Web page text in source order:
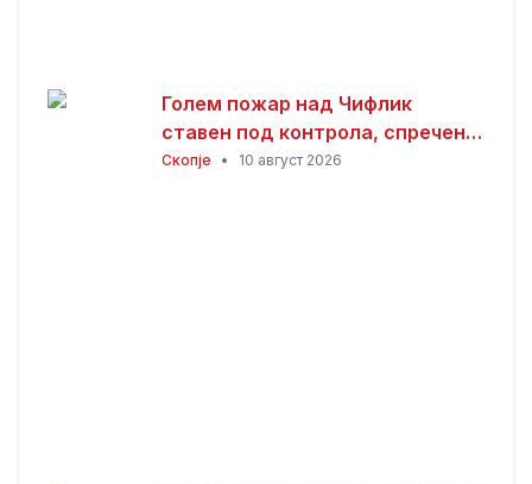
Голем пожар над Чифлик
ставен под контрола, спречено
ширење кон боровата шума на
Скопје • 10 август 2026